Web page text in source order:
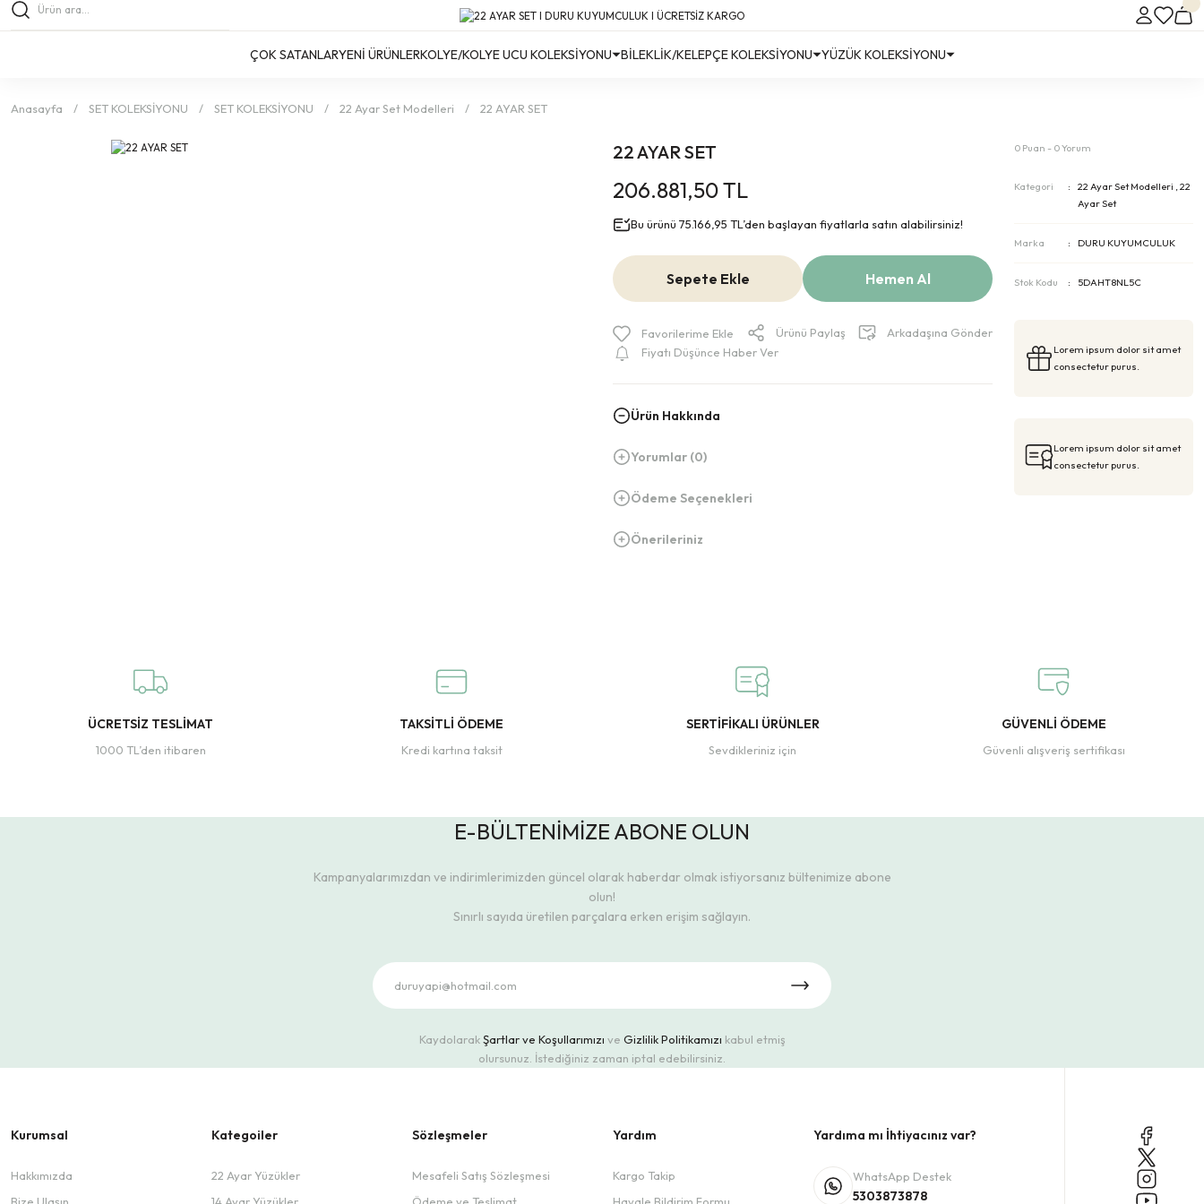
Türkiye’nin Her Yerine Ücretsiz Kargo!
Türkiye’nin Her Yerine Ücretsiz Kargo! #2
Türkiye’nin Her Yerine Ücretsiz Kargo! #3
ÇOK SATANLARYENİ ÜRÜNLERKOLYE/KOLYE UCU KOLEKSİYONU BİLEKLİK/KELEPÇE KOLEKSİYONU YÜZÜK KOLEKSİYONU
Anasayfa SET KOLEKSİYONU SET KOLEKSİYONU 22 Ayar Set Modelleri 22 AYAR SET
22 AYAR SET
206.881,50 TL
Bu ürünü 75.166,95 TL’den başlayan fiyatlarla satın alabilirsiniz!
Sepete Ekle Hemen Al
Ürünü Paylaş
Arkadaşına Gönder
Fiyatı Düşünce Haber Ver
Ürün Hakkında
Yorumlar (0)
Ödeme Seçenekleri
Önerileriniz
0 Puan - 0 Yorum
Kategori 22 Ayar Set Modelleri ,22
Ayar Set
Marka DURU KUYUMCULUK
Stok Kodu 5DAHT8NL5C
Lorem ipsum dolor sit amet
consectetur purus.
Lorem ipsum dolor sit amet
consectetur purus.
ÜCRETSİZ TESLİMAT
1000 TL’den itibaren
TAKSİTLİ ÖDEME
Kredi kartına taksit
SERTİFİKALI ÜRÜNLER
Sevdikleriniz için
GÜVENLİ ÖDEME
Güvenli alışveriş sertifikası
E-BÜLTENİMİZE ABONE OLUN
Kampanyalarımızdan ve indirimlerimizden güncel olarak haberdar olmak istiyorsanız bültenimize abone
olun!
Sınırlı sayıda üretilen parçalara erken erişim sağlayın.
KaydolarakŞartlar ve Koşullarımızı ve Gizlilik Politikamızı kabul etmiş
olursunuz. İstediğiniz zaman iptal edebilirsiniz.
Kurumsal
Hakkımızda
Kategoiler
22 Ayar Yüzükler
Sözleşmeler
Mesafeli Satış Sözleşmesi
Yardım
Kargo Takip
Yardıma mı İhtiyacınız var?
WhatsApp Destek
5303873878